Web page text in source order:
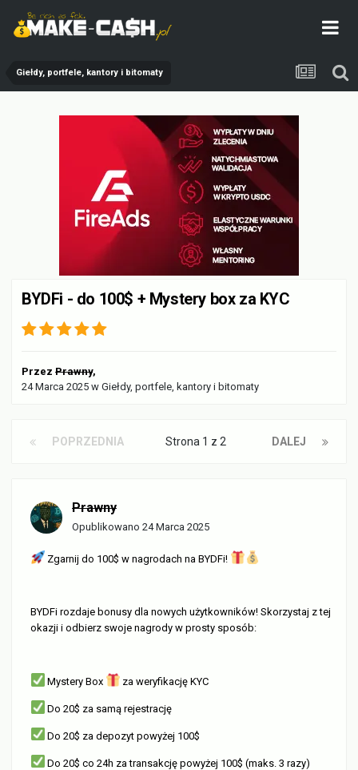
Giełdy, portfele, kantory i bitomaty
BYDFi - do 100$ + Mystery box za KYC
Przez Prawny,
24 Marca 2025 w Giełdy, portfele, kantory i bitomaty
POPRZEDNIA DALEJ
Strona 1 z 2
Prawny
Opublikowano 24 Marca 2025
Zgarnij do 100$ w nagrodach na BYDFi!
BYDFi rozdaje bonusy dla nowych użytkowników! Skorzystaj z tej
okazji i odbierz swoje nagrody w prosty sposób:
Mystery Box za weryfikację KYC
Do 20$ za samą rejestrację
Do 20$ za depozyt powyżej 100$
Do 20$ co 24h za transakcję powyżej 100$ (maks. 3 razy)